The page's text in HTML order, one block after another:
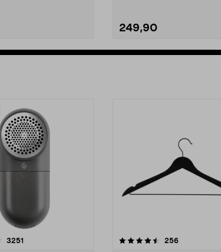
249,90
3251
4.5av 5 stjärnor 256recensioner
4.0av 5 stjärnor